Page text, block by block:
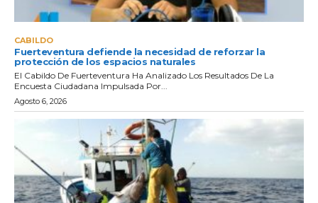
CABILDO
Fuerteventura defiende la necesidad de reforzar la
protección de los espacios naturales
El Cabildo De Fuerteventura Ha Analizado Los Resultados De La
Encuesta Ciudadana Impulsada Por...
Agosto 6, 2026